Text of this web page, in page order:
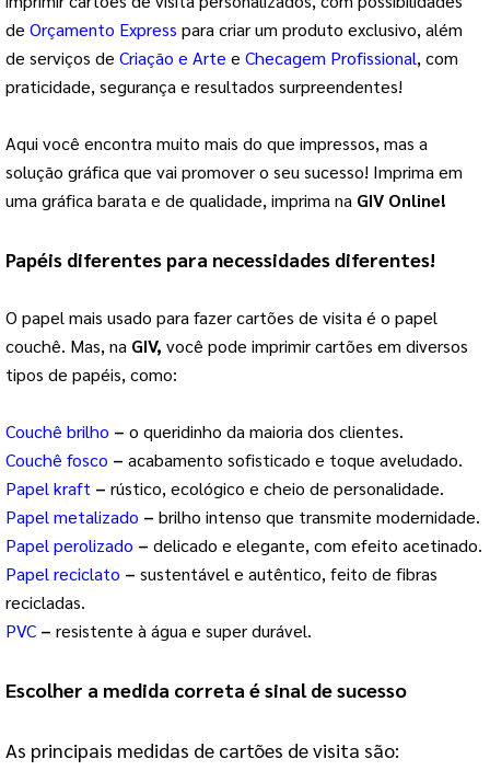
de Orçamento Express para criar um produto exclusivo, além
de serviços de Criação e Arte e Checagem Profissional, com
praticidade, segurança e resultados surpreendentes!
Aqui você encontra muito mais do que impressos, mas a
solução gráfica que vai promover o seu sucesso! Imprima em
uma gráfica barata e de qualidade, imprima na GIV Online!
Papéis diferentes para necessidades diferentes!
O papel mais usado para fazer cartões de visita é o papel
couchê. Mas, na GIV, você pode imprimir cartões em diversos
tipos de papéis, como:
Couchê brilho – o queridinho da maioria dos clientes.
Couchê fosco – acabamento sofisticado e toque aveludado.
Papel kraft – rústico, ecológico e cheio de personalidade.
Papel metalizado – brilho intenso que transmite modernidade.
Papel perolizado – delicado e elegante, com efeito acetinado.
Papel reciclato – sustentável e autêntico, feito de fibras
recicladas.
PVC – resistente à água e super durável.
Escolher a medida correta é sinal de sucesso
As principais medidas de cartões de visita são: